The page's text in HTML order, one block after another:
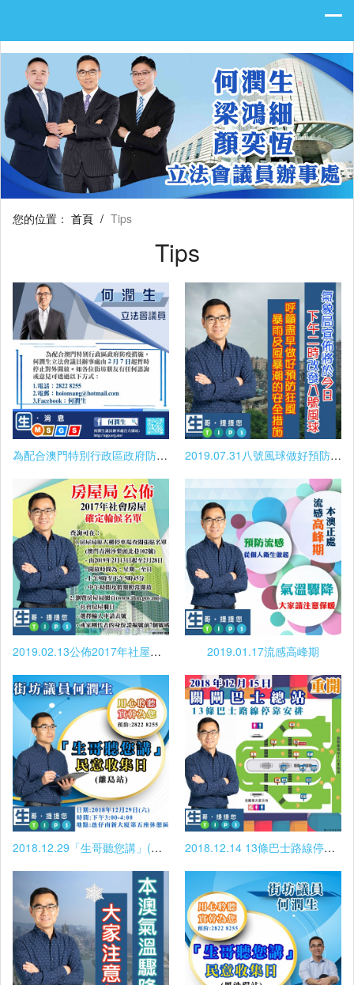
您的位置： 首頁 / Tips
Tips
為配合澳門特別行政區政府防疫措施何潤生立議員辦事處由2月7日起暫時停止如外開放 2019.07.31八號風球做好預防措施
2019.02.13公佈2017年社屋確定輪候名單 2019.01.17流感高峰期
2018.12.29「生哥聽您講」(離島站) 2018.12.14 13條巴士路線停靠安排